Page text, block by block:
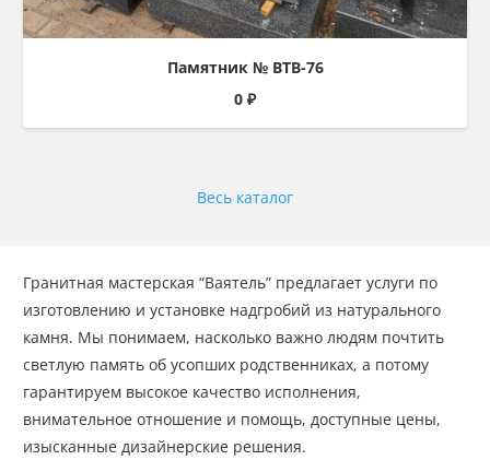
Памятник № ВТВ-76
0 ₽
Весь каталог
Гранитная мастерская “Ваятель” предлагает услуги по
изготовлению и установке надгробий из натурального
камня. Мы понимаем, насколько важно людям почтить
светлую память об усопших родственниках, а потому
гарантируем высокое качество исполнения,
внимательное отношение и помощь, доступные цены,
изысканные дизайнерские решения.